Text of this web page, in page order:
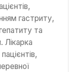
гастриту,
та
Лікарка